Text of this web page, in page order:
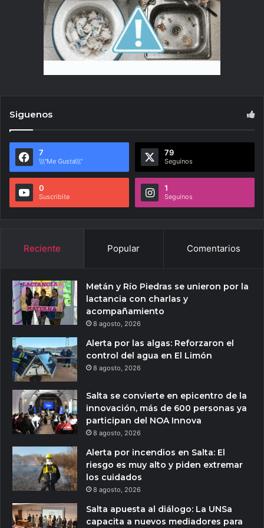
Siguenos
7
\\\"Me Gusta\\\"
79
Seguínos
0
Suscribite
1
Seguínos
Reciente Popular Comentarios
Metán y Río Piedras se unieron por la
lactancia con charlas y
acompañamiento
8 agosto, 2026
Alerta por las algas: Reforzaron el
control del agua en El Limón
8 agosto, 2026
Salta se convierte en epicentro de la
innovación, más de 600 personas ya
participan del NOA Innova
8 agosto, 2026
Alerta por incendios en Salta: El
riesgo es muy alto y piden extremar
los cuidados
8 agosto, 2026
Salta apuesta al diálogo: La UNSa
capacita a nuevos mediadores para